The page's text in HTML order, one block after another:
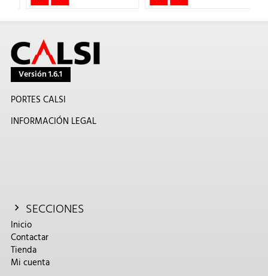
Versión 1.6.1
PORTES CALSI
INFORMACIÓN LEGAL
SECCIONES
Inicio
Contactar
Tienda
Mi cuenta